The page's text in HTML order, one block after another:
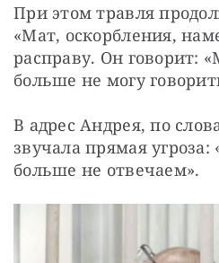
При этом травля
«Мат, оскорбления,
расправу. Он говорит:
больше не могу
В адрес Андрея, по
звучала прямая
больше не отвечаем».